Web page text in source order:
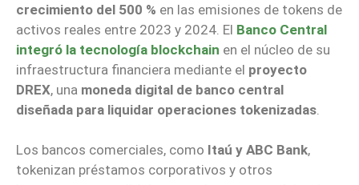
crecimiento del 500 % en las emisiones de tokens de
activos reales entre 2023 y 2024. El Banco Central
integró la tecnología blockchain en el núcleo de su
infraestructura financiera mediante el proyecto
DREX, una moneda digital de banco central
diseñada para liquidar operaciones tokenizadas
Los bancos comerciales, como Itaú y ABC Bank,
tokenizan préstamos corporativos y otros